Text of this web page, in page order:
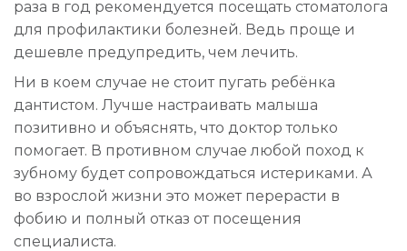
раза в год рекомендуется посещать стоматолога
для профилактики болезней. Ведь проще и
дешевле предупредить, чем лечить.
Ни в коем случае не стоит пугать ребёнка
дантистом. Лучше настраивать малыша
позитивно и объяснять, что доктор только
помогает. В противном случае любой поход к
зубному будет сопровождаться истериками. А
во взрослой жизни это может перерасти в
фобию и полный отказ от посещения
специалиста.